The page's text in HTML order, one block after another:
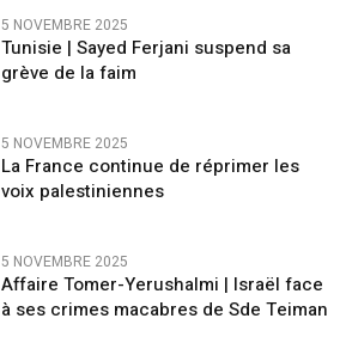
5 NOVEMBRE 2025
Tunisie | Sayed Ferjani suspend sa
grève de la faim
5 NOVEMBRE 2025
La France continue de réprimer les
voix palestiniennes
5 NOVEMBRE 2025
Affaire Tomer-Yerushalmi | Israël face
à ses crimes macabres de Sde Teiman